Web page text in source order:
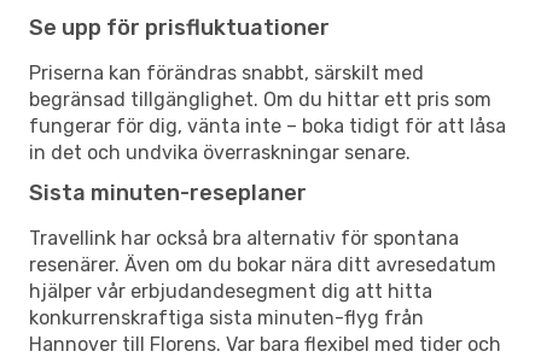
Se upp för prisfluktuationer
Priserna kan förändras snabbt, särskilt med
begränsad tillgänglighet. Om du hittar ett pris som
fungerar för dig, vänta inte – boka tidigt för att låsa
in det och undvika överraskningar senare.
Sista minuten-reseplaner
Travellink har också bra alternativ för spontana
resenärer. Även om du bokar nära ditt avresedatum
hjälper vår erbjudandesegment dig att hitta
konkurrenskraftiga sista minuten-flyg från
Hannover till Florens. Var bara flexibel med tider och